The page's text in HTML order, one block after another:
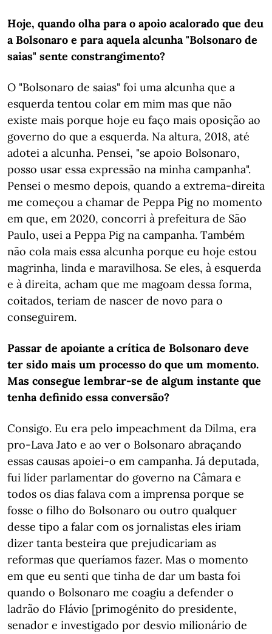
Hoje, quando olha para o apoio acalorado que deu
a Bolsonaro e para aquela alcunha "Bolsonaro de
saias" sente constrangimento?
O "Bolsonaro de saias" foi uma alcunha que a
esquerda tentou colar em mim mas que não
existe mais porque hoje eu faço mais oposição ao
governo do que a esquerda. Na altura, 2018, até
adotei a alcunha. Pensei, "se apoio Bolsonaro,
posso usar essa expressão na minha campanha".
Pensei o mesmo depois, quando a extrema-direita
me começou a chamar de Peppa Pig no momento
em que, em 2020, concorri à prefeitura de São
Paulo, usei a Peppa Pig na campanha. Também
não cola mais essa alcunha porque eu hoje estou
magrinha, linda e maravilhosa. Se eles, à esquerda
e à direita, acham que me magoam dessa forma,
coitados, teriam de nascer de novo para o
conseguirem.
Passar de apoiante a crítica de Bolsonaro deve
ter sido mais um processo do que um momento.
Mas consegue lembrar-se de algum instante que
tenha definido essa conversão?
Consigo. Eu era pelo impeachment da Dilma, era
pro-Lava Jato e ao ver o Bolsonaro abraçando
essas causas apoiei-o em campanha. Já deputada,
fui líder parlamentar do governo na Câmara e
todos os dias falava com a imprensa porque se
fosse o filho do Bolsonaro ou outro qualquer
desse tipo a falar com os jornalistas eles iriam
dizer tanta besteira que prejudicariam as
reformas que queríamos fazer. Mas o momento
em que eu senti que tinha de dar um basta foi
quando o Bolsonaro me coagiu a defender o
ladrão do Flávio [primogénito do presidente,
senador e investigado por desvio milionário de